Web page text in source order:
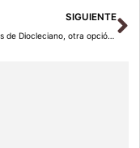
SIGUIENTE
Las Termas de Diocleciano, otra opción en Roma